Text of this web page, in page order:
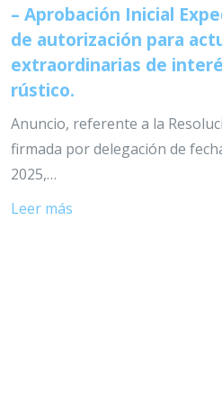
– Aprobación Inicial
de autorización para
extraordinarias de
rústico.
Anuncio, referente a la
firmada por delegación de
2025,…
Leer más